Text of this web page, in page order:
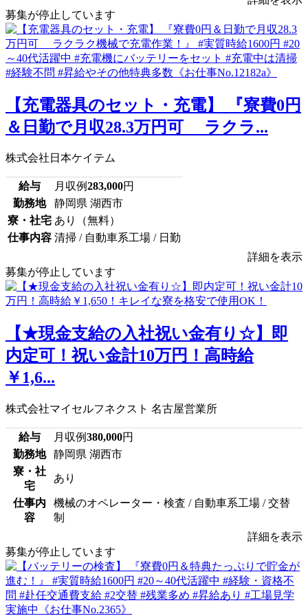
募集が停止しています
【充電器具のセット・充電】 『寮費0円
＆日勤で月収28.3万円可 ラクラ...
株式会社日本ケイテム
給与 月収例283,000円
勤務地
静岡県 湖西市
寮・社宅 あり（無料）
仕事内容 清掃 / 自動車系工場 / 日勤
詳細を表示
募集が停止しています
【★現金支給の入社祝い金有り☆】即
内定可！祝い金計10万円！高時給
￥1,6...
株式会社マイセルフネクスト 名古屋営業所
給与 月収例380,000円
勤務地
静岡県 湖西市
寮・社
宅
あり
仕事内
容
機械のオペレーター・検査 / 自動車系工場 / 交替
制
詳細を表示
募集が停止しています